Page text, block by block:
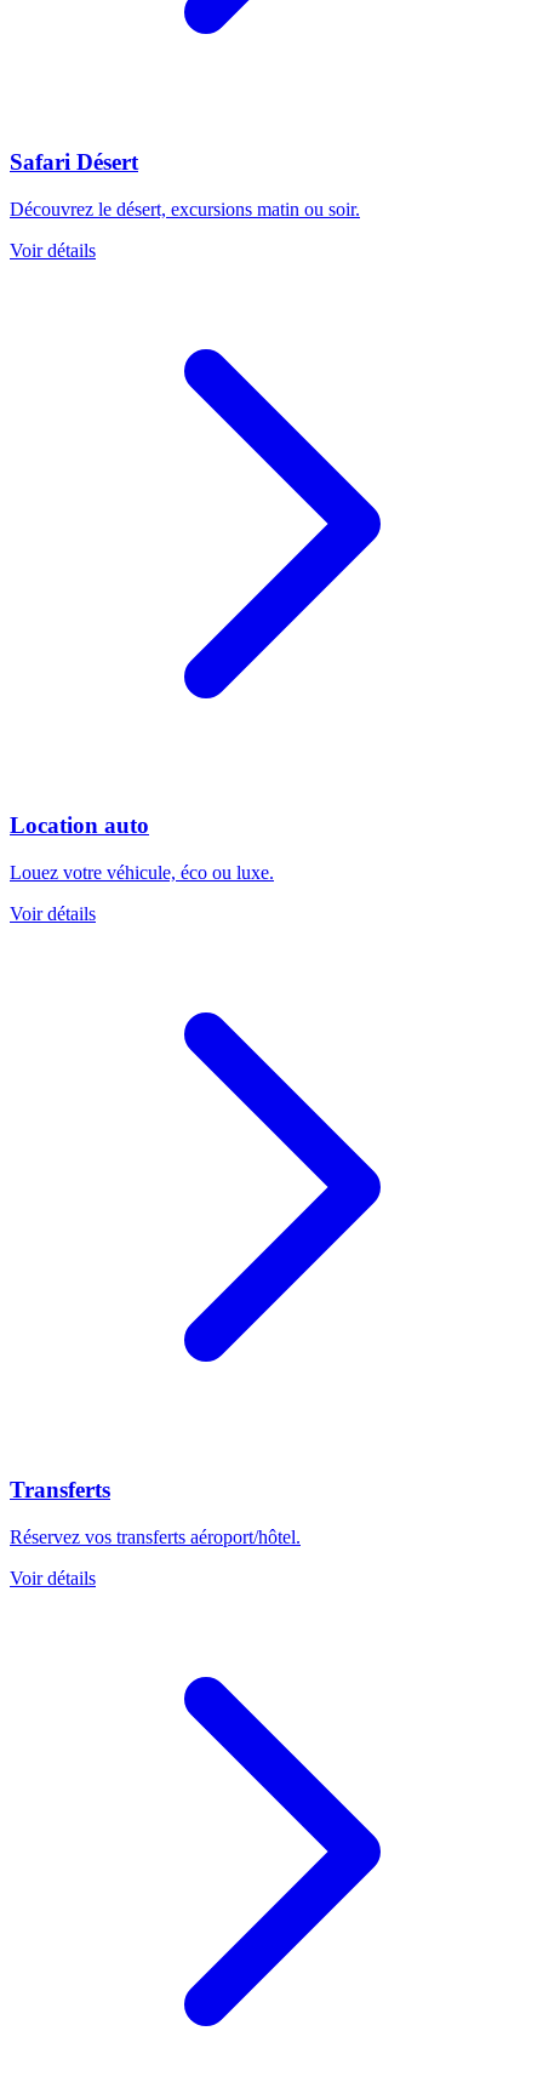
Safari Désert
Découvrez le désert, excursions matin ou soir.
Voir détails
Location auto
Louez votre véhicule, éco ou luxe.
Voir détails
Transferts
Réservez vos transferts aéroport/hôtel.
Voir détails